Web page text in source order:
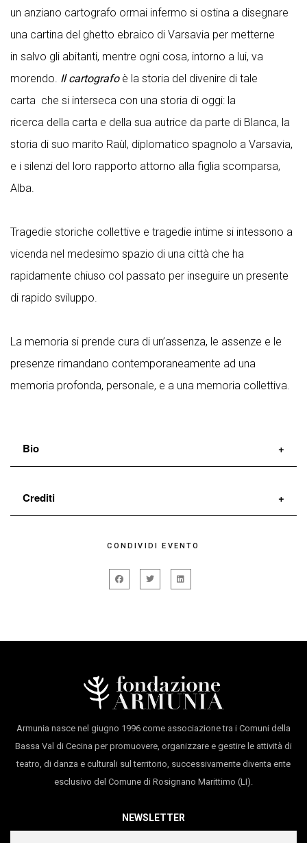
un anziano cartografo ormai infermo si ostina a disegnare
una cartina del ghetto ebraico di Varsavia per metterne
in salvo gli abitanti, mentre ogni cosa, intorno a lui, va
morendo. Il cartografo è la storia del divenire di tale
carta che si interseca con una storia di oggi: la
ricerca della carta e della sua autrice da parte di Blanca, la
storia di suo marito Raùl, diplomatico spagnolo a Varsavia,
e i silenzi del loro rapporto attorno alla figlia scomparsa,
Alba.
Tragedie storiche collettive e tragedie intime si intessono a
vicenda nel medesimo spazio di una città che ha
rapidamente chiuso col passato per inseguire un presente
di rapido sviluppo.
La memoria si prende cura di un’assenza, le assenze e le
presenze rimandano contemporaneamente ad una
memoria profonda, personale, e a una memoria collettiva.
Bio
Il 29 ottobre 2015 un reading di testi di Mayorga al
Teatro Rossi Aperto è l’occasione di incontro tra
senza rete nella messa in scena. Dopo una prima
per poi partecipare alle celebrazioni per il quarto
e 1 ottobre 2016. Successivamente, la residenza ad
Armunia nel maggio 2018 ci dà la possibilità di
rivedere e perfezionare il lavoro.
Crediti
drammaturgia di Juan Mayorga
una realizzazione collettiva di
fotoVittorio Gargiuolo
produzione
Armunia
con il sostegno diTeatro Rossi
Aperto(Pisa),Festival Internazionale delle Ombre
di Staggia Senese (SI), Ex-Macelli di Certaldo (SI),
Armunia Residenze Artistiche Castiglioncello (LI)
CONDIVIDI EVENTO
Armunia nasce nel giugno 1996 come associazione tra i Comuni della
Bassa Val di Cecina per promuovere, organizzare e gestire le attività di
teatro, di danza e culturali sul territorio, successivamente diventa ente
esclusivo del Comune di Rosignano Marittimo (LI).
NEWSLETTER